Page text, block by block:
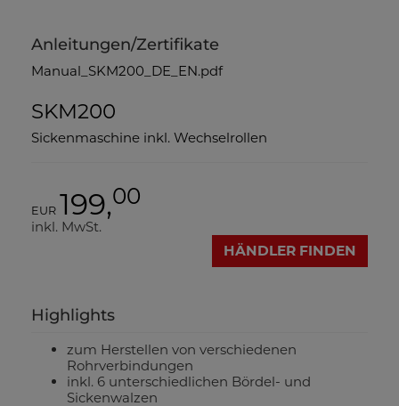
Anleitungen/Zertifikate
Manual_SKM200_DE_EN.pdf
SKM200
Sickenmaschine inkl. Wechselrollen
EUR 199,00
inkl. MwSt.
HÄNDLER FINDEN
Highlights
zum Herstellen von verschiedenen
Rohrverbindungen
inkl. 6 unterschiedlichen Bördel- und
Sickenwalzen